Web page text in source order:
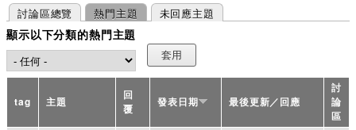
會
主要索引標籤
討論區總覽 熱門主題
(作用中頁籤) 未回應主題
顯示以下分類的熱門主題
tag 主題
回
覆
發表日期 最後更新／回應
討
論
區